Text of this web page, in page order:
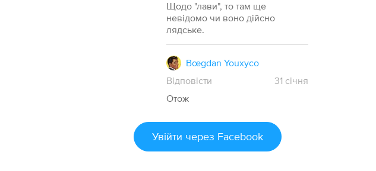
Щодо "лави", то там ще
невідомо чи воно дійсно
лядське.
Bœgdan Youxyco
Відповісти
31 січня
Отож
Увійти через Facebook